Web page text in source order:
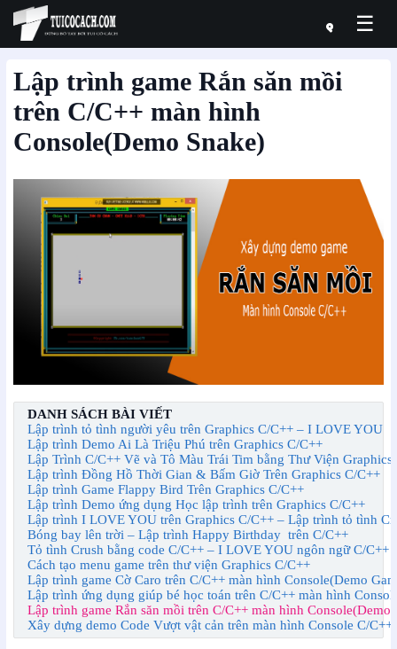
☰
Lập trình game Rắn săn mồi
trên C/C++ màn hình
Console(Demo Snake)
DANH SÁCH BÀI VIẾT
Lập trình tỏ tình người yêu trên Graphics C/C++ – I LOVE YOU
Lập trình Demo Ai Là Triệu Phú trên Graphics C/C++
Lập Trình C/C++ Vẽ và Tô Màu Trái Tim bằng Thư Viện Graphics
Lập trình Đồng Hồ Thời Gian & Bấm Giờ Trên Graphics C/C++
Lập trình Game Flappy Bird Trên Graphics C/C++
Lập trình Demo ứng dụng Học lập trình trên Graphics C/C++
Lập trình I LOVE YOU trên Graphics C/C++ – Lập trình tỏ tình
Bóng bay lên trời – Lập trình Happy Birthday  trên C/C++
Tỏ tình Crush bằng code C/C++ – I LOVE YOU ngôn ngữ C/C++
Cách tạo menu game trên thư viện Graphics C/C++
Lập trình game Cờ Caro trên C/C++ màn hình Console(Demo
Lập trình ứng dụng giúp bé học toán trên C/C++ màn hình
Lập trình game Rắn săn mồi trên C/C++ màn hình Console(Demo
Xây dựng demo Code Vượt vật cản trên màn hình Console C/C++